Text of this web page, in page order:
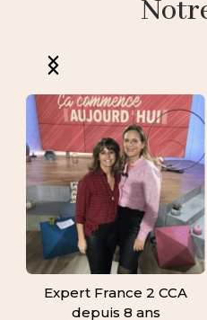
Expert France 2 CCA
depuis 8 ans